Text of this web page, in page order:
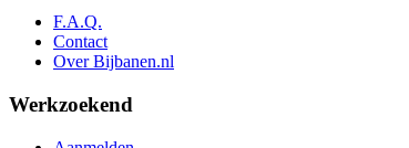
F.A.Q.
Contact
Over Bijbanen.nl
Werkzoekend